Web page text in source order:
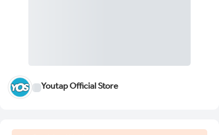
Youtap Official Store